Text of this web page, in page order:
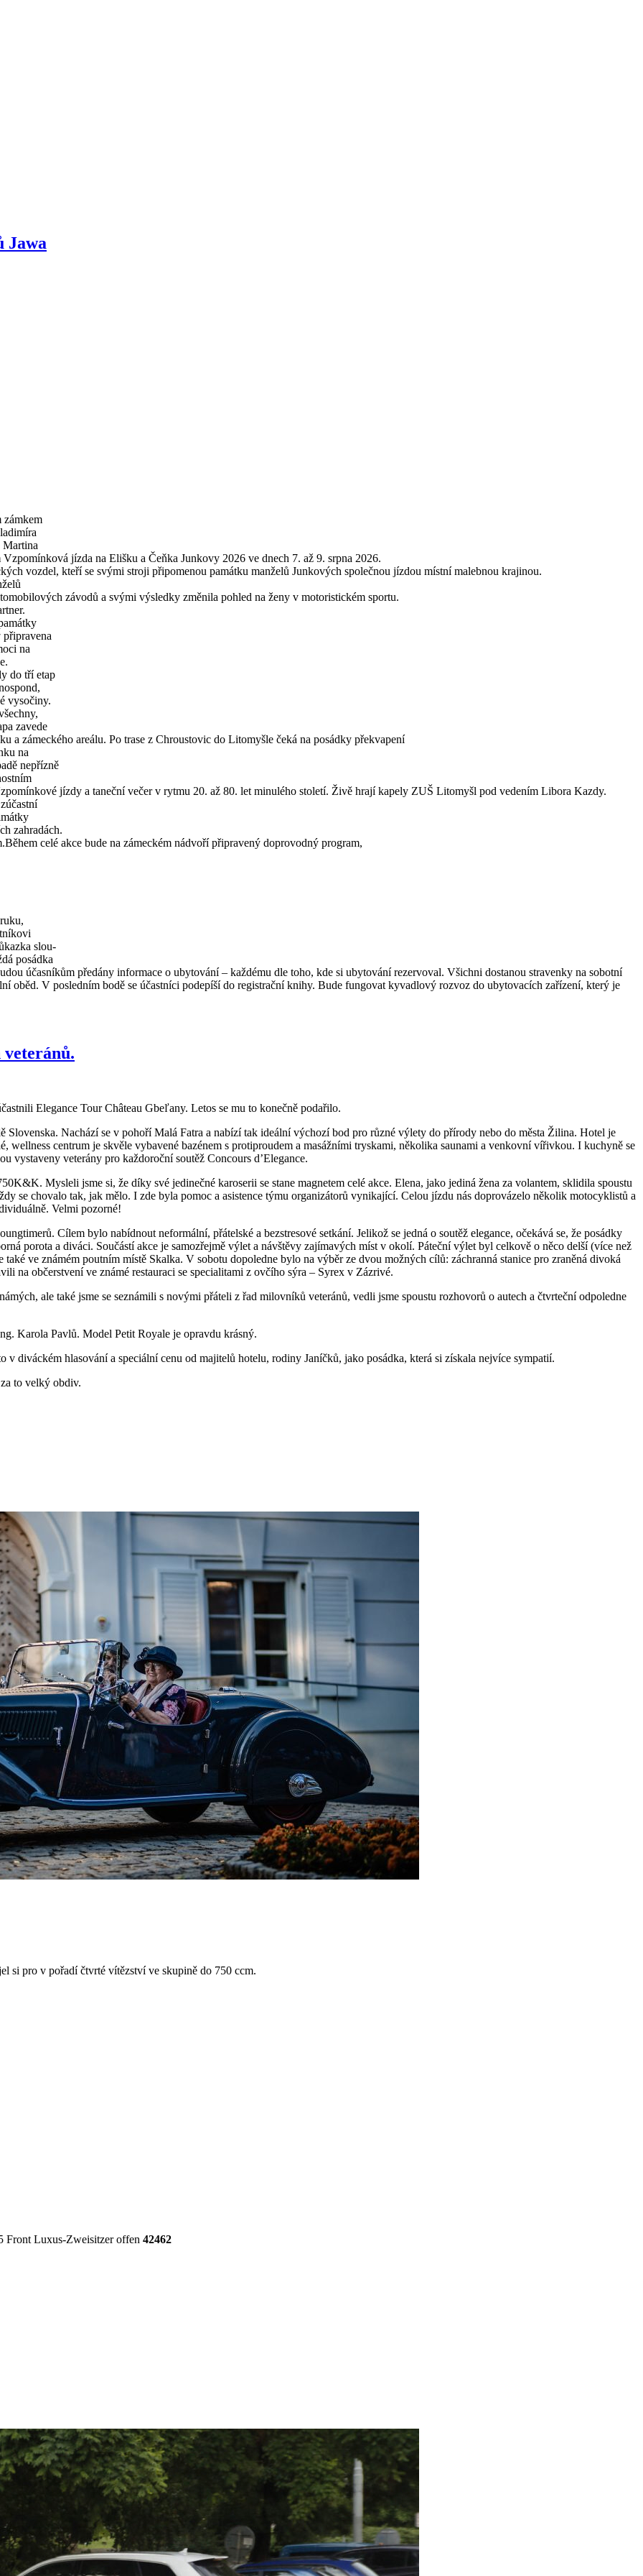
Jawa
zámkem
Martina
jízda na Elišku a Čeňka Junkovy 2026 ve dnech 7. až 9. srpna 2026.
vozdel, kteří se svými stroji připomenou památku manželů Junkových společnou jízdou místní malebnou krajinou.
závodů a svými výsledky změnila pohled na ženy v motoristickém sportu.
na
do tří etap
vysočiny.
zavede
a zámeckého areálu. Po trase z Chroustovic do Litomyšle čeká na posádky překvapení
na
nepřízně
jízdy a taneční večer v rytmu 20. až 80. let minulého století. Živě hrají kapely ZUŠ Litomyšl pod vedením Libora Kazdy.
zahradách.
celé akce bude na zámeckém nádvoří připravený doprovodný program,
slou-
posádka
účasníkům předány informace o ubytování – každému dle toho, kde si ubytování rezervoval. Všichni dostanou stravenky na sobotní
oběd. V posledním bodě se účastníci podepíší do registrační knihy. Bude fungovat kyvadlový rozvoz do ubytovacích zařízení, který je
veteránů.
Elegance Tour Château Gbeľany. Letos se mu to konečně podařilo.
Nachází se v pohoří Malá Fatra a nabízí tak ideální výchozí bod pro různé výlety do přírody nebo do města Žilina. Hotel je
centrum je skvěle vybavené bazénem s protiproudem a masážními tryskami, několika saunami a venkovní vířivkou. I kuchyně se
veterány pro každoroční soutěž Concours d’Elegance.
Mysleli jsme si, že díky své jedinečné karoserii se stane magnetem celé akce. Elena, jako jediná žena za volantem, sklidila spoustu
se chovalo tak, jak mělo. I zde byla pomoc a asistence týmu organizátorů vynikající. Celou jízdu nás doprovázelo několik motocyklistů a
Velmi pozorné!
Cílem bylo nabídnout neformální, přátelské a bezstresové setkání. Jelikož se jedná o soutěž elegance, očekává se, že posádky
porota a diváci. Součástí akce je samozřejmě výlet a návštěvy zajímavých míst v okolí. Páteční výlet byl celkově o něco delší (více než
ve známém poutním místě Skalka. V sobotu dopoledne bylo na výběr ze dvou možných cílů: záchranná stanice pro zraněná divoká
na občerstvení ve známé restauraci se specialitami z ovčího sýra – Syrex v Zázrivé.
ale také jsme se seznámili s novými přáteli z řad milovníků veteránů, vedli jsme spoustu rozhovorů o autech a čtvrteční odpoledne
Karola Pavlů. Model Petit Royale je opravdu krásný.
diváckém hlasování a speciální cenu od majitelů hotelu, rodiny Janíčků, jako posádka, která si získala nejvíce sympatií.
to velký obdiv.
si pro v pořadí čtvrté vítězství ve skupině do 750 ccm.
Front Luxus-Zweisitzer offen 42462